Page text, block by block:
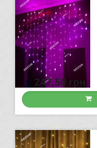
247,50 грн